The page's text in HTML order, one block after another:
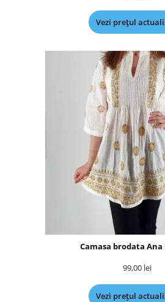
Vezi prețul
Camasa brodata Ana
99,00 lei
Vezi prețul